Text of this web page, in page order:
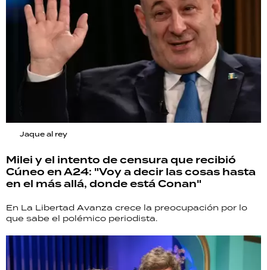
Jaque al rey
Milei y el intento de censura que recibió
Cúneo en A24: "Voy a decir las cosas hasta
en el más allá, donde está Conan"
En La Libertad Avanza crece la preocupación por lo
que sabe el polémico periodista.